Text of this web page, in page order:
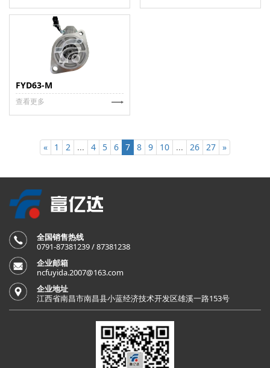
FYD63-M
查看更多
« 1 2 ... 4 5 6 7 8 9 10 ... 26 27 »
全国销售热线
0791-87381239 / 87381238
企业邮箱
ncfuyida.2007@163.com
企业地址
江西省南昌市南昌县小蓝经济技术开发区雄溪一路153号